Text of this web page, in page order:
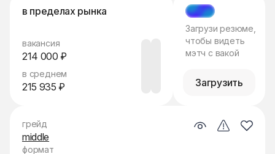
в пределах рынка
вакансия
214 000 ₽
в среднем
215 935 ₽
МЭТЧ
Загрузи резюме,
чтобы видеть
мэтч с вакой
Загрузить
грейд
middle
формат